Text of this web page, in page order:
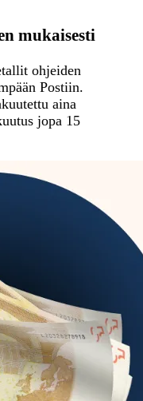
mukaisesti
ohjeiden
Postiin.
aina
jopa 15